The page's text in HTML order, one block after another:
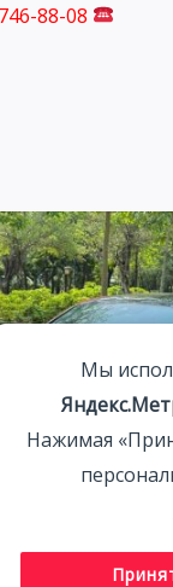
88-08
Lamando
Мы
Нажимая